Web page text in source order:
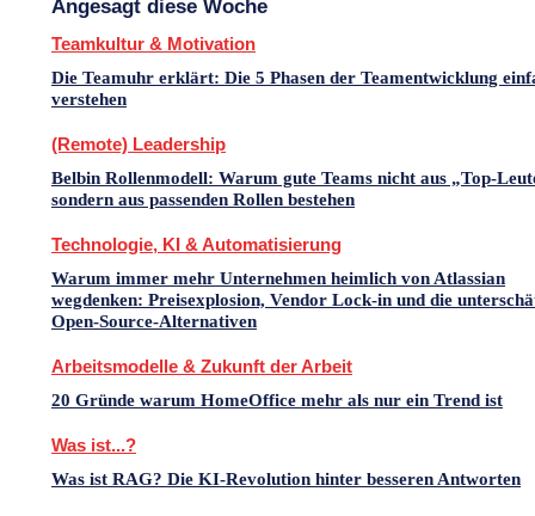
Angesagt diese Woche
Teamkultur & Motivation
Die Teamuhr erklärt: Die 5 Phasen der Teamentwicklung
verstehen
(Remote) Leadership
Belbin Rollenmodell: Warum gute Teams nicht aus „Top-
sondern aus passenden Rollen bestehen
Technologie, KI & Automatisierung
Warum immer mehr Unternehmen heimlich von Atlassian
wegdenken: Preisexplosion, Vendor Lock-in und die
Open-Source-Alternativen
Arbeitsmodelle & Zukunft der Arbeit
20 Gründe warum HomeOffice mehr als nur ein Trend ist
Was ist...?
Was ist RAG? Die KI-Revolution hinter besseren Antworten